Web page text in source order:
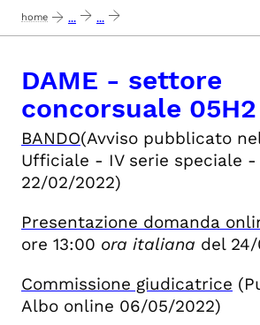
home ... ...
DAME - settore
concorsuale 05H2
BANDO(Avviso pubblicato
Ufficiale - IV serie speciale -
22/02/2022)
Presentazione domanda
ore 13:00 ora italiana del
Commissione giudicatrice
Albo online 06/05/2022)